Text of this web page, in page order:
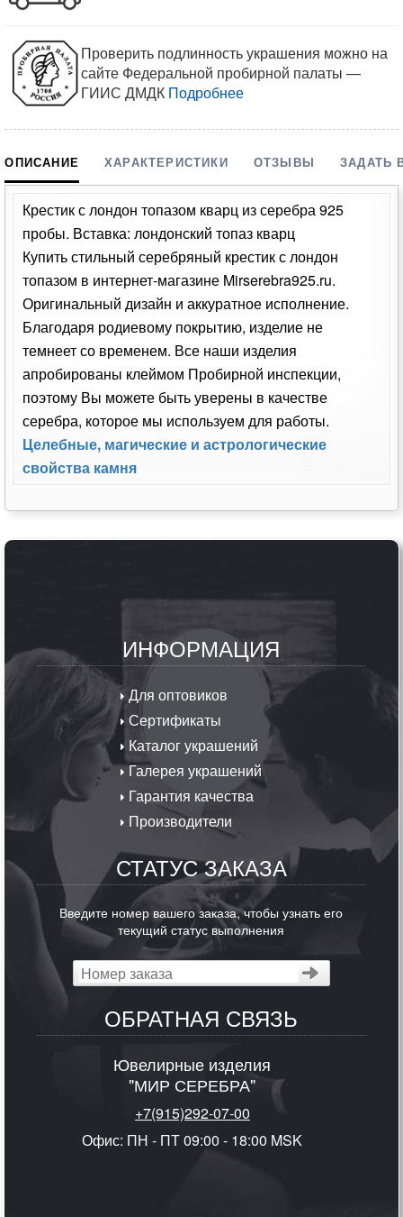
Проверить подлинность украшения можно на
сайте Федеральной пробирной палаты —
ГИИС ДМДК Подробнее
ОПИСАНИЕ ХАРАКТЕРИСТИКИ ОТЗЫВЫ ЗАДАТЬ
Крестик с лондон топазом кварц из серебра 925
пробы. Вставка: лондонский топаз кварц
Купить стильный серебряный крестик с лондон
топазом в интернет-магазине Mirserebra925.ru.
Оригинальный дизайн и аккуратное исполнение.
Благодаря родиевому покрытию, изделие не
темнеет со временем. Все наши изделия
апробированы клеймом Пробирной инспекции,
поэтому Вы можете быть уверены в качестве
серебра, которое мы используем для работы.
Целебные, магические и астрологические
свойства камня
ИНФОРМАЦИЯ
Для оптовиков
Сертификаты
Каталог украшений
Галерея украшений
Гарантия качества
Производители
СТАТУС ЗАКАЗА
Введите номер вашего заказа, чтобы узнать его
текущий статус выполнения
ОБРАТНАЯ СВЯЗЬ
Ювелирные изделия
"МИР СЕРЕБРА"
+7(915)292-07-00
Офис: ПН - ПТ 09:00 - 18:00 MSK